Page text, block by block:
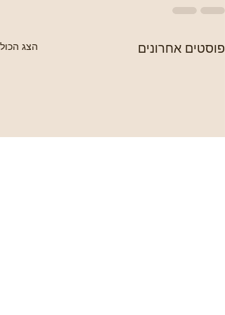
פוסטים אחרונים הצג הכול